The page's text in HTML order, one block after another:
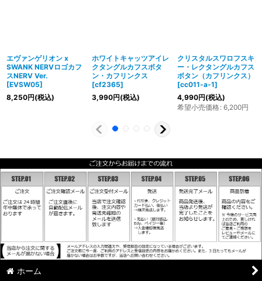
エヴァンゲリオン x
SWANK NERVロゴカフ
スNERV Ver.
[EVSW05]
8,250円(税込)
ホワイトキャッツアイレ
クタングルカフスボタ
ン・カフリンクス
[cf2365]
3,990円(税込)
クリスタルスワロフスキ
ー・レクタングルカフス
ボタン（カフリンクス）
[cc011-a-1]
4,990円(税込)
希望小売価格: 6,200円
ホーム